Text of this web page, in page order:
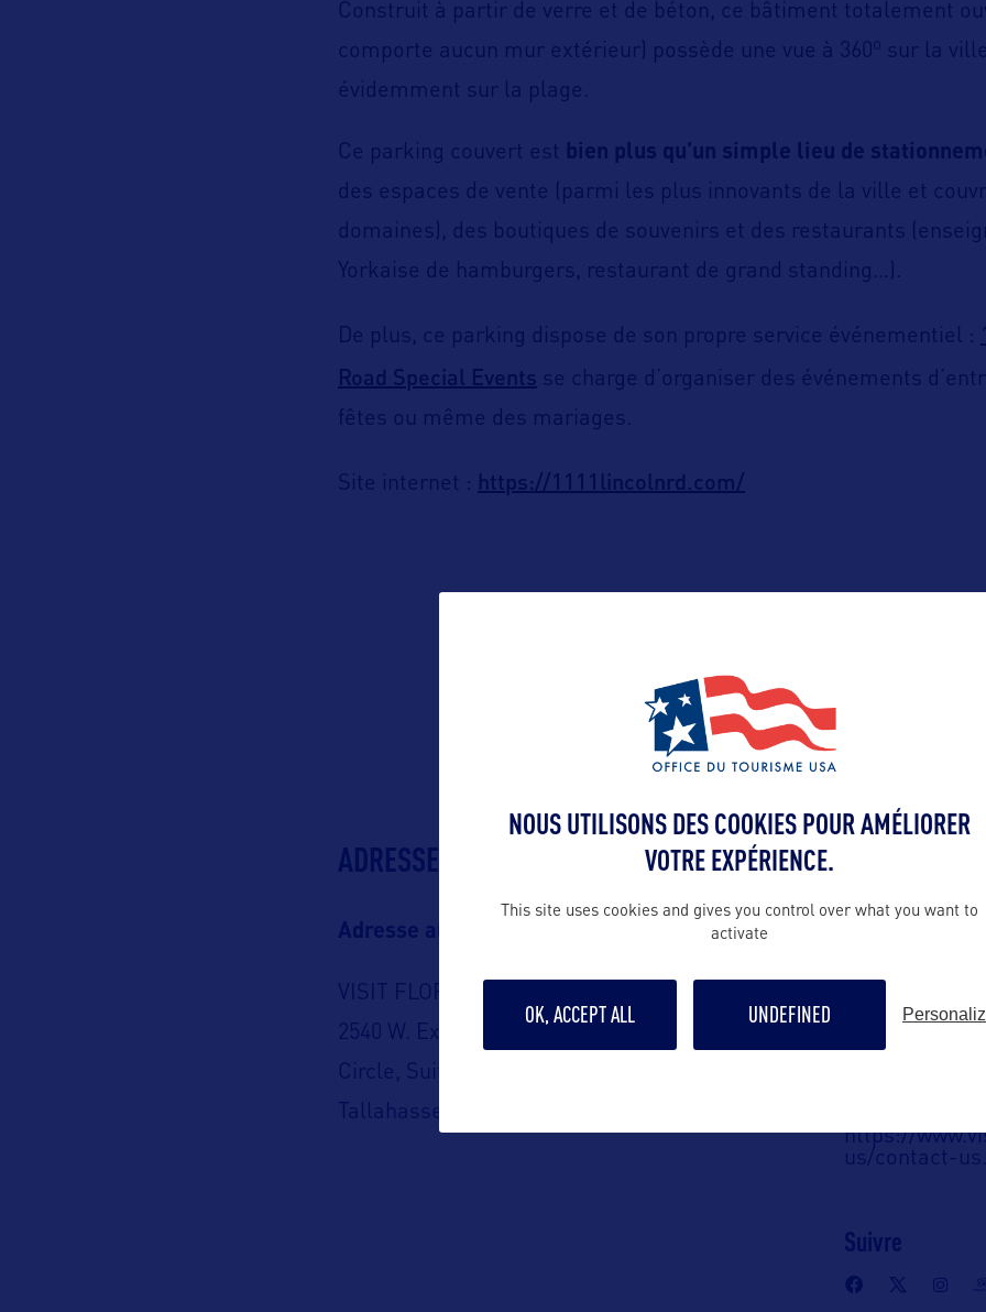
Construit à partir de verre et de béton, ce bâtiment totalement
comporte aucun mur extérieur) possède une vue à 360o
sur la
évidemment sur la plage.
Ce parking couvert est bien plus qu’un simple lieu de
des espaces de vente (parmi les plus innovants de la ville et
domaines), des boutiques de souvenirs et des restaurants
Yorkaise de hamburgers, restaurant de grand standing…).
De plus, ce parking dispose de son propre service événementiel :
Road Special Events se charge d’organiser des événements
fêtes ou même des mariages.
Site internet : https://1111lincolnrd.com/
ALLEZ PLUS LOIN
ADRESSES
Adresse aux USA :
VISIT FLORIDA
2540 W. Executive Center
Circle, Suite 200
Tallahassee, Florida 32301 –
Contact pro
https://
us/contact-
Suivre
NOUS UTILISONS DES COOKIES POUR AMÉLIORER
VOTRE EXPÉRIENCE.
This site uses cookies and gives you control over what you want to
activate
OK, ACCEPT ALL UNDEFINED